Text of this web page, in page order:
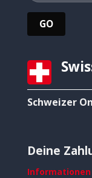
Schweizer
Deine